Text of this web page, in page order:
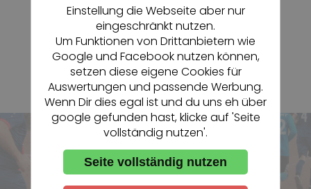
Einstellung die Webseite aber nur
eingeschränkt nutzen.
Um Funktionen von Drittanbietern wie
Google und Facebook nutzen können,
setzen diese eigene Cookies für
Auswertungen und passende Werbung.
Wenn Dir dies egal ist und du uns eh über
google gefunden hast, klicke auf 'Seite
vollständig nutzen'.
Seite vollständig nutzen